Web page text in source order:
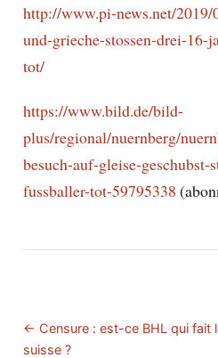
http://www.pi-news.net/2019/
und-grieche-stossen-drei-16-
tot/
https://www.bild.de/bild-
plus/regional/nuernberg/
besuch-auf-gleise-
fussballer-tot-59795338
← Censure : est-ce BHL qui fait
suisse ?